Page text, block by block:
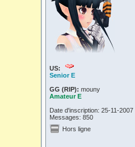
US:
Senior E
GG (RIP): mouny
Amateur E
Date d'inscription: 25-11-2007
Messages: 850
Hors ligne